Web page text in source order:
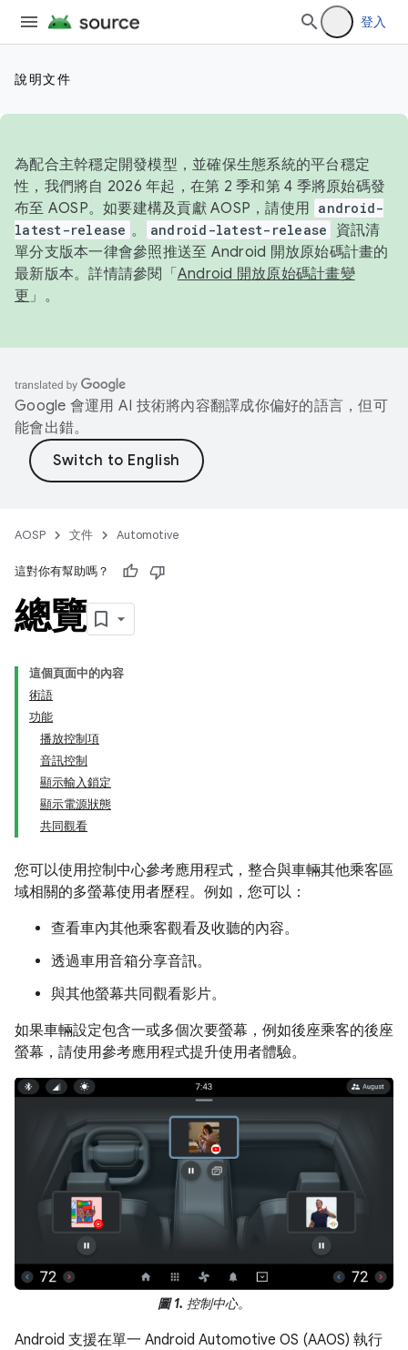
登入
說明文件
為配合主幹穩定開發模型，並確保生態系統的平台穩定
性，我們將自 2026 年起，在第 2 季和第 4 季將原始碼發
布至 AOSP。如要建構及貢獻 AOSP，請使用 android-
latest-release 。 android-latest-release
資訊清
單分支版本一律會參照推送至 Android 開放原始碼計畫的
最新版本。詳情請參閱「 Android 開放原始碼計畫變
更 」。
Google 會運用 AI 技術將內容翻譯成你偏好的語言，但可
能會出錯。
AOSP 文件 Automotive
這對你有幫助嗎？
總覽
這個頁面中的內容
術語
功能
播放控制項
音訊控制
顯示輸入鎖定
顯示電源狀態
共同觀看
您可以使用控制中心參考應用程式，整合與車輛其他乘客區
域相關的多螢幕使用者歷程。例如，您可以：
查看車內其他乘客觀看及收聽的內容。
透過車用音箱分享音訊。
與其他螢幕共同觀看影片。
如果車輛設定包含一或多個次要螢幕，例如後座乘客的後座
螢幕，請使用參考應用程式提升使用者體驗。
圖 1. 控制中心。
Android 支援在單一 Android Automotive OS (AAOS) 執行